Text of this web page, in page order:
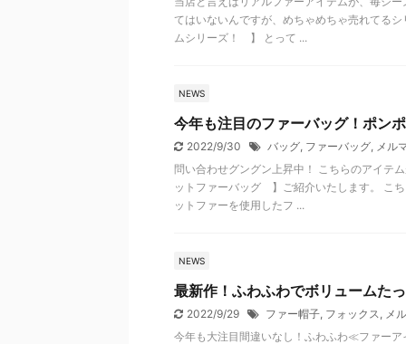
てはいないんですが、めちゃめちゃ売れてる
ムシリーズ！ 】 とって ...
NEWS
今年も注目のファーバッグ！ポン
2022/9/30 バッグ, ファーバッグ, メル
問い合わせグングン上昇中！ こちらのアイ
ットファーバッグ 】ご紹介いたします。 こ
ットファーを使用したフ ...
NEWS
最新作！ふわふわでボリュームた
2022/9/29 ファー帽子, フォックス, メ
今年も大注目間違いなし！ふわふわ≪ファ